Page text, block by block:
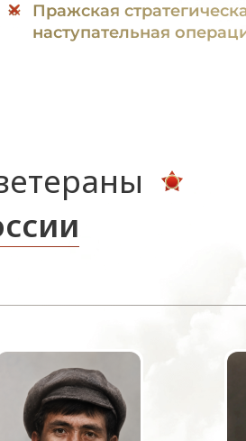
Пражская
наступательная